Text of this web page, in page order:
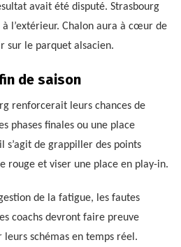
avait été disputé. Strasbourg
à l’extérieur. Chalon aura à cœur de
sur le parquet alsacien.
de saison
renforcerait leurs chances de
phases finales ou une place
s’agit de grappiller des points
rouge et viser une place en play-in.
de la fatigue, les fautes
coachs devront faire preuve
schémas en temps réel.